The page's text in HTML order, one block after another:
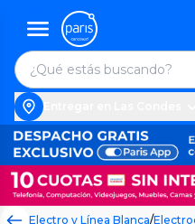
Electro y Línea Blanca/